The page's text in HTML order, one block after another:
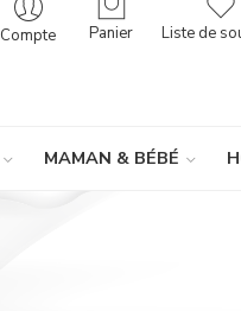
Compte Panier Liste de
MAMAN & BÉBÉ